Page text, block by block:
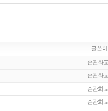
글쓴
손관화
손관화
손관화
손관화